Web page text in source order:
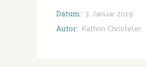
Datum: 3. Januar 2019
Autor: Kathrin Christeler